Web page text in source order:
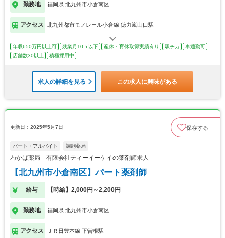
勤務地 福岡県 北九州市小倉南区
アクセス 北九州都市モノレール小倉線 徳力嵐山口駅
年収650万円以上可 残業月10ｈ以下 産休・育休取得実績有り 駅チカ
車通勤可
店舗数30以上
積極採用中
求人の詳細を見る この求人に興味がある
更新日：2025年5月7日 保存する
パート・アルバイト 調剤薬局
わかば薬局 有限会社ティーイーケイの薬剤師求人
【北九州市小倉南区】パート薬剤師
給与 【時給】2,000円～2,200円
勤務地 福岡県 北九州市小倉南区
アクセス ＪＲ日豊本線 下曽根駅